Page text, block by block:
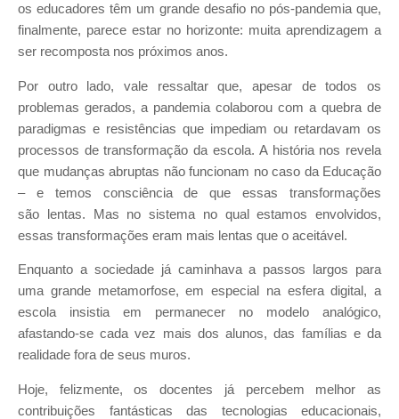
os educadores têm um grande desafio no pós-pandemia que,
finalmente, parece estar no horizonte: muita aprendizagem a
ser recomposta nos próximos anos.
Por outro lado, vale ressaltar que, apesar de todos os
problemas gerados, a pandemia colaborou com a quebra de
paradigmas e resistências que impediam ou retardavam os
processos de transformação da escola. A história nos revela
que mudanças abruptas não funcionam no caso da Educação
– e temos consciência de que essas transformações
são lentas. Mas no sistema no qual estamos envolvidos,
essas transformações eram mais lentas que o aceitável.
Enquanto a sociedade já caminhava a passos largos para
uma grande metamorfose, em especial na esfera digital, a
escola insistia em permanecer no modelo analógico,
afastando-se cada vez mais dos alunos, das famílias e da
realidade fora de seus muros.
Hoje, felizmente, os docentes já percebem melhor as
contribuições fantásticas das tecnologias educacionais,